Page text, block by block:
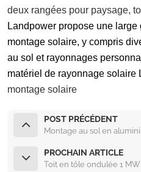
deux rangées pour paysage,
Landpower propose une
montage solaire, y compris
au sol et rayonnages
matériel de rayonnage solaire
montage solaire
POST PRÉCÉDENT
Montage au sol en
PROCHAIN ARTICLE
Toit en tôle ondulée 1